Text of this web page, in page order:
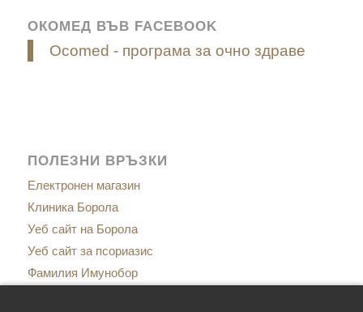
ОКОМЕД ВЪВ FACEBOOK
Ocomed - програма за очно здраве
ПОЛЕЗНИ ВРЪЗКИ
Електронен магазин
Клиника Борола
Уеб сайт на Борола
Уеб сайт за псориазис
Фамилия Имунобор